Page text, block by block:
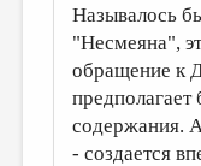
Называлось
"Несмеяна",
обращение к
содержания.
- создается